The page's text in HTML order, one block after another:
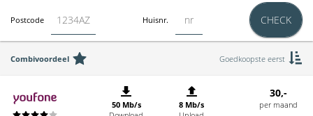
Postcode Huisnr. CHECK
Combivoordeel Goedkoopste eerst
50 Mb/s
8 Mb/s
30,-
per maand